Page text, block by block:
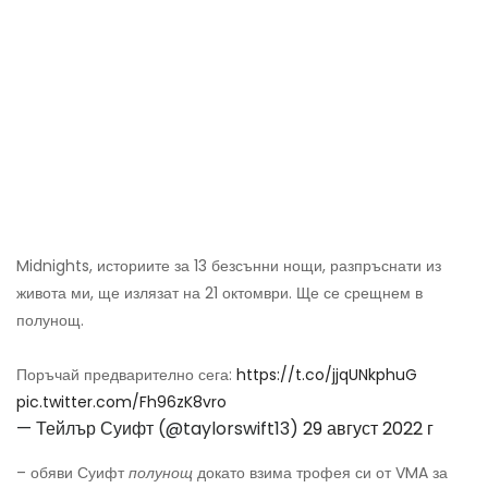
Midnights, историите за 13 безсънни нощи, разпръснати из
живота ми, ще излязат на 21 октомври. Ще се срещнем в
полунощ.
Поръчай предварително сега: https://t.co/jjqUNkphuG
pic.twitter.com/Fh96zK8vro
— Тейлър Суифт (@taylorswift13) 29 август 2022 г
– обяви Суифтполунощ докато взима трофея си от VMA за